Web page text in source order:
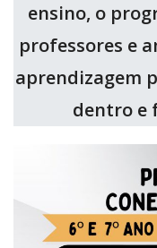
ensino, o
professores e
aprendizagem
dentro e